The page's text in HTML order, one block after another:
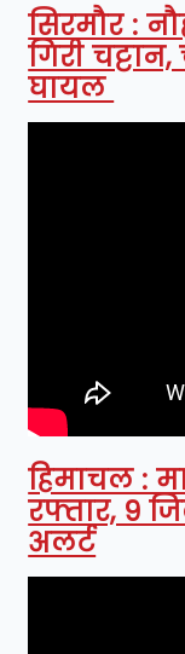
सिरमौर :
गिरी
घायल
हिमाचल :
रफ्तार, 9
अलर्ट